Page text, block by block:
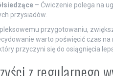
– Ćwiczenie polega na
przysiadów.
przygotowaniu,
warto poświęcić czas
przyczyni się do osiągnięcia